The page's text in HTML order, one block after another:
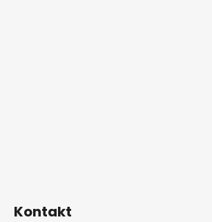
Kontakt